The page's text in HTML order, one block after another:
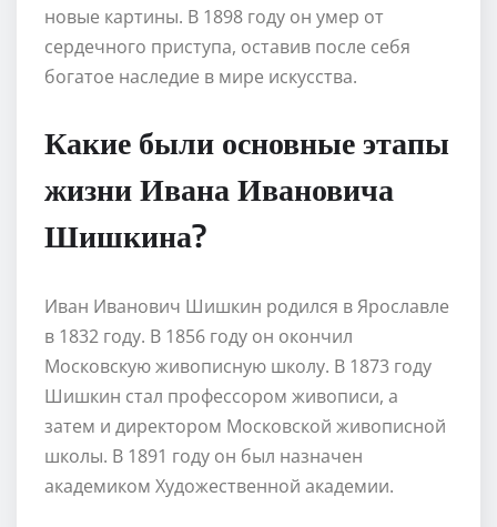
новые картины. В 1898 году он умер от
сердечного приступа, оставив после себя
богатое наследие в мире искусства.
Какие были основные этапы
жизни Ивана Ивановича
Шишкина?
Иван Иванович Шишкин родился в Ярославле
в 1832 году. В 1856 году он окончил
Московскую живописную школу. В 1873 году
Шишкин стал профессором живописи, а
затем и директором Московской живописной
школы. В 1891 году он был назначен
академиком Художественной академии.